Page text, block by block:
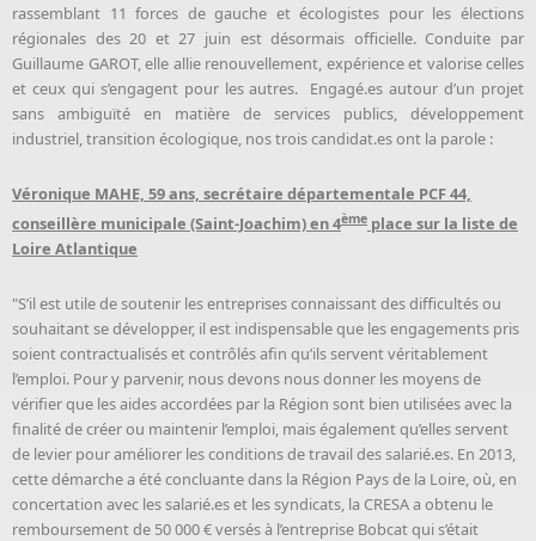
rassemblant 11 forces de gauche et écologistes pour les élections
régionales des 20 et 27 juin est désormais officielle. Conduite par
Guillaume GAROT, elle allie renouvellement, expérience et valorise celles
et ceux qui s’engagent pour les autres. Engagé.es autour d’un projet
sans ambiguïté en matière de services publics, développement
industriel, transition écologique, nos trois candidat.es ont la parole :
Véronique MAHE, 59 ans, secrétaire départementale PCF 44,
conseillère municipale (Saint-Joachim) en 4ème place sur la liste de
Loire Atlantique
"S’il est utile de soutenir les entreprises connaissant des difficultés ou
souhaitant se développer, il est indispensable que les engagements pris
soient contractualisés et contrôlés afin qu’ils servent véritablement
l’emploi. Pour y parvenir, nous devons nous donner les moyens de
vérifier que les aides accordées par la Région sont bien utilisées avec la
finalité de créer ou maintenir l’emploi, mais également qu’elles servent
de levier pour améliorer les conditions de travail des salarié.es. En 2013,
cette démarche a été concluante dans la Région Pays de la Loire, où, en
concertation avec les salarié.es et les syndicats, la CRESA a obtenu le
remboursement de 50 000 € versés à l’entreprise Bobcat qui s’était